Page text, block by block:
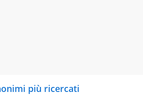
più ricercati